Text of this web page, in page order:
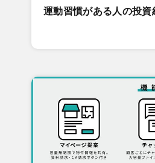
運動習慣がある人の投